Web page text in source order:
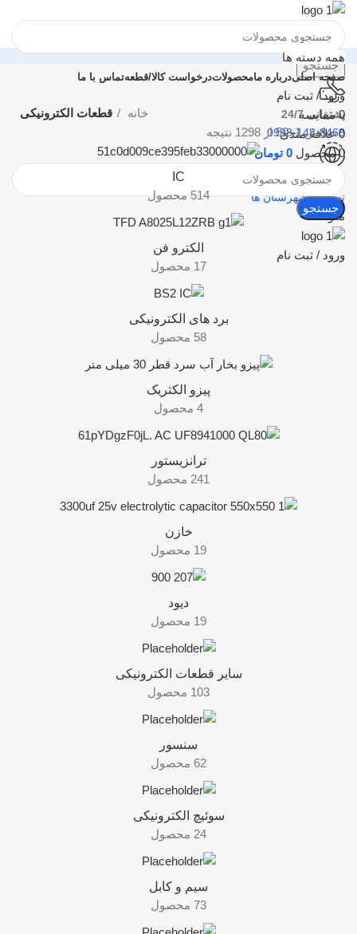
جستجو
پشتیبانی 24/7
0998-148-8468
ارسال به کل ایران
تهران و شهرستان ها
منو
ورود / ثبت نام
همه دسته ها
صفحه اصلیدرباره مامحصولاتدرخواست کالا/قطعهتماس با ما
ورود / ثبت نام
0 مقایسه
0 علاقه مندی
0 محصول 0 تومان
جستجو
خانه
قطعات الکترونیکی
نمایش 1–50 از 1298 نتیجه
IC
514 محصول
الکترو فن
17 محصول
برد های الکترونیکی
58 محصول
پیزو الکتریک
4 محصول
ترانزیستور
241 محصول
خازن
19 محصول
دیود
19 محصول
سایر قطعات الکترونیکی
103 محصول
سنسور
62 محصول
سوئیچ الکترونیکی
24 محصول
سیم و کابل
73 محصول